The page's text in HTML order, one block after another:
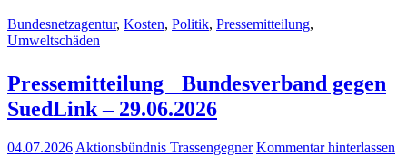
Bundesnetzagentur, Kosten, Politik, Pressemitteilung,
Umweltschäden
Pres­se­mit­tei­lung Bun­des­ver­band gegen
Sued­Link – 29.06.2026
04.07.2026 Aktionsbündnis Trassengegner Kommentar hinterlassen